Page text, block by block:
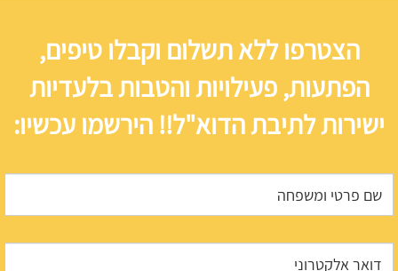
הצטרפו ללא תשלום וקבלו טיפים,
הפתעות, פעילויות והטבות בלעדיות
ישירות לתיבת הדוא"ל!! הירשמו עכשיו: